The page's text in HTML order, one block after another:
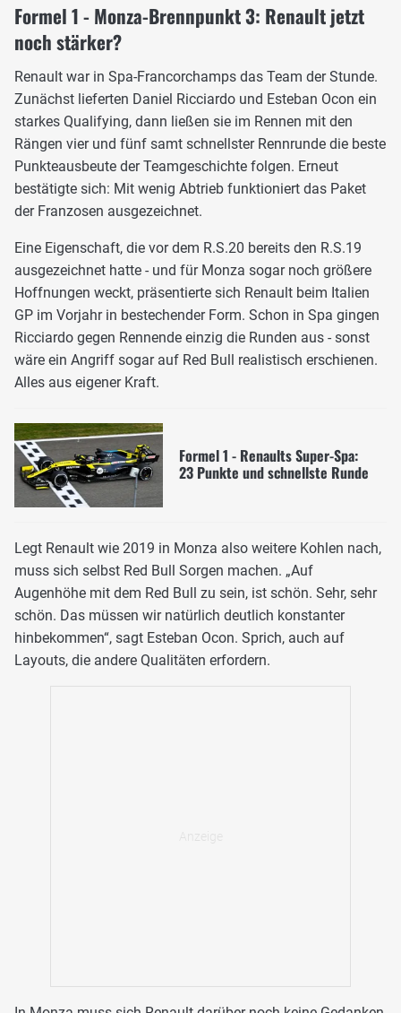
Formel 1 - Monza-Brennpunkt 3: Renault jetzt
noch stärker?
Renault war in Spa-Francorchamps das Team der Stunde.
Zunächst lieferten Daniel Ricciardo und Esteban Ocon ein
starkes Qualifying, dann ließen sie im Rennen mit den
Rängen vier und fünf samt schnellster Rennrunde die beste
Punkteausbeute der Teamgeschichte folgen. Erneut
bestätigte sich: Mit wenig Abtrieb funktioniert das Paket
der Franzosen ausgezeichnet.
Eine Eigenschaft, die vor dem R.S.20 bereits den R.S.19
ausgezeichnet hatte - und für Monza sogar noch größere
Hoffnungen weckt, präsentierte sich Renault beim Italien
GP im Vorjahr in bestechender Form. Schon in Spa gingen
Ricciardo gegen Rennende einzig die Runden aus - sonst
wäre ein Angriff sogar auf Red Bull realistisch erschienen.
Alles aus eigener Kraft.
Formel 1 - Renaults Super-Spa:
23 Punkte und schnellste Runde
Legt Renault wie 2019 in Monza also weitere Kohlen nach,
muss sich selbst Red Bull Sorgen machen. „Auf
Augenhöhe mit dem Red Bull zu sein, ist schön. Sehr, sehr
schön. Das müssen wir natürlich deutlich konstanter
hinbekommen“, sagt Esteban Ocon. Sprich, auch auf
Layouts, die andere Qualitäten erfordern.